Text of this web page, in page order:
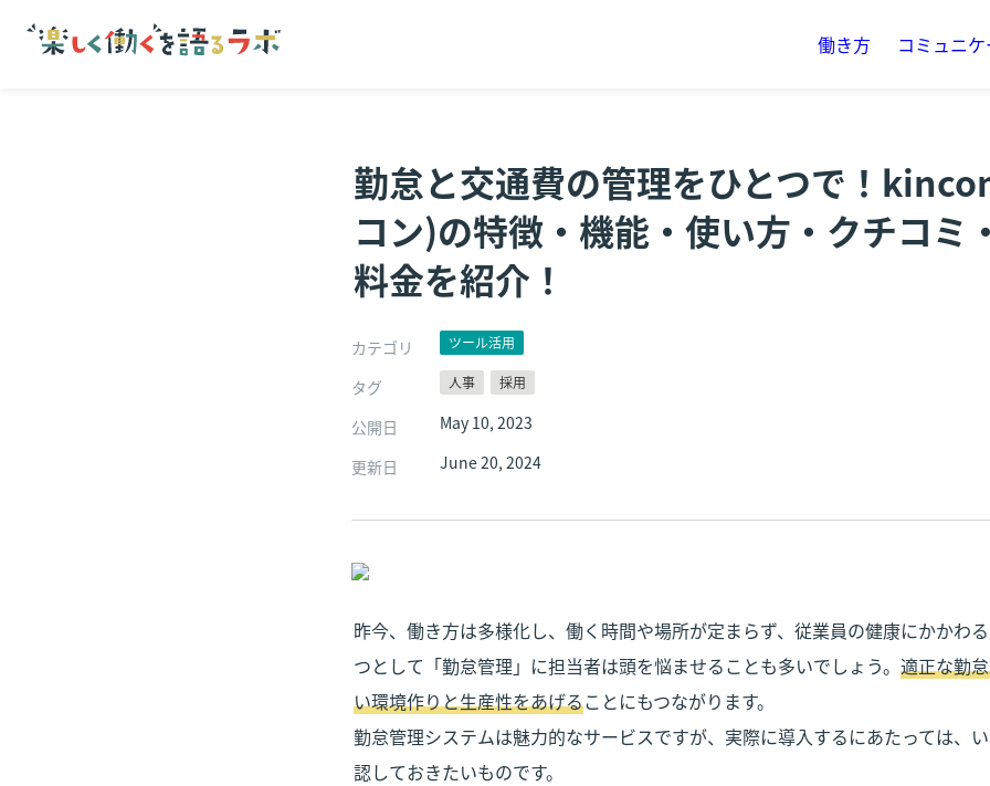
働き方 コミュニ
勤怠と交通費の管理をひとつで！
コン)の特徴・機能・使い方・クチコミ
料金を紹介！
カテゴリ ツール活用
タグ 人事 採用
公開日
May 10, 2023
更新日
June 20, 2024
昨今、働き方は多様化し、働く時間や場所が定まらず、従業員の健康にかかわ
つとして「勤怠管理」に担当者は頭を悩ませることも多いでしょう。 適正な勤
い環境作りと生産性をあげることにもつながります。
勤怠管理システムは魅力的なサービスですが、実際に導入するにあたっては、
認しておきたいものです。